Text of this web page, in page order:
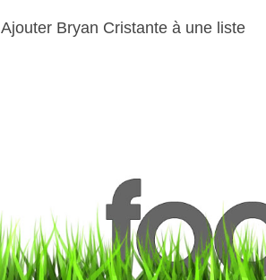
Ajouter Bryan Cristante à une liste